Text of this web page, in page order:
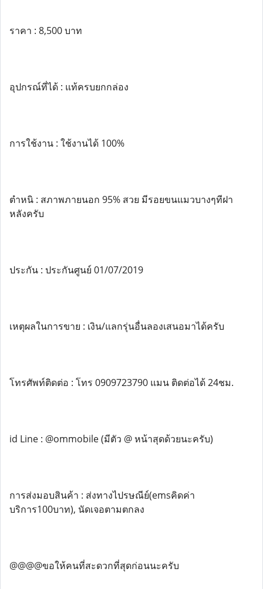
ราคา : 8,500 บาท
อุปกรณ์ที่ได้ : แท้ครบยกกล่อง
การใช้งาน : ใช้งานได้ 100%
ตำหนิ : สภาพภายนอก 95% สวย มีรอยขนแมวบางๆทีฝา
หลังครับ
ประกัน : ประกันศูนย์ 01/07/2019
เหตุผลในการขาย : เงิน/แลกรุ่นอื่นลองเสนอมาได้ครับ
โทรศัพท์ติดต่อ : โทร 0909723790 แมน ติดต่อได้ 24ชม.
id Line : @ommobile (มีตัว @ หน้าสุดด้วยนะครับ)
การส่งมอบสินค้า : ส่งทางไปรษณีย์(emsคิดค่า
บริการ100บาท), นัดเจอตามตกลง
@@@@ขอให้คนที่สะดวกที่สุดก่อนนะครับ